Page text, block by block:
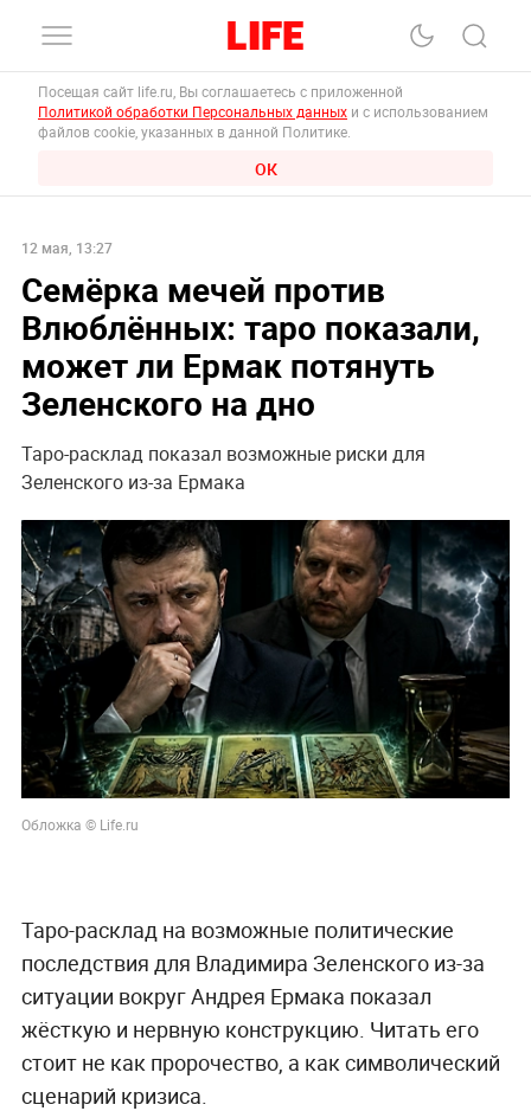
Посещая сайт life.ru, Вы соглашаетесь с приложенной
Политикой обработки Персональных данных и с использованием
файлов cookie, указанных в данной Политике.
ОК
12 мая, 13:27
Семёрка мечей против
Влюблённых: таро показали,
может ли Ермак потянуть
Зеленского на дно
Таро-расклад показал возможные риски для
Зеленского из-за Ермака
Обложка © Life.ru
Таро-расклад на возможные политические
последствия для Владимира Зеленского из-за
ситуации вокруг Андрея Ермака показал
жёсткую и нервную конструкцию. Читать его
стоит не как пророчество, а как символический
сценарий кризиса.